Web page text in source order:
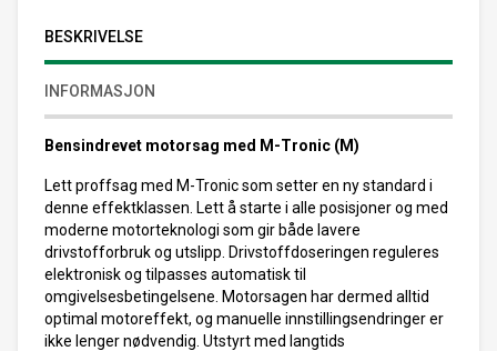
BESKRIVELSE
INFORMASJON
Bensindrevet motorsag med M-Tronic (M)
Lett proffsag med M-Tronic som setter en ny standard i
denne effektklassen. Lett å starte i alle posisjoner og med
moderne motorteknologi som gir både lavere
drivstofforbruk og utslipp. Drivstoffdoseringen reguleres
elektronisk og tilpasses automatisk til
omgivelsesbetingelsene. Motorsagen har dermed alltid
optimal motoreffekt, og manuelle innstillingsendringer er
ikke lenger nødvendig. Utstyrt med langtids